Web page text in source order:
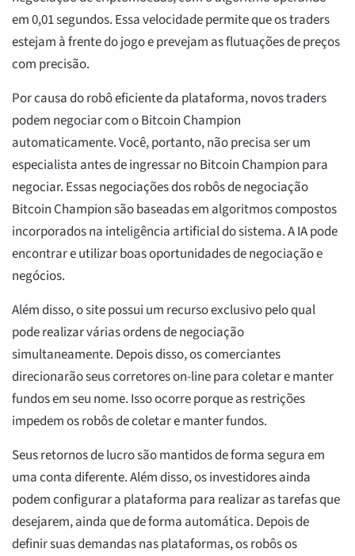
em 0,01 segundos. Essa velocidade permite que os traders
estejam à frente do jogo e prevejam as flutuações de preços
com precisão.
Por causa do robô eficiente da plataforma, novos traders
podem negociar com o Bitcoin Champion
automaticamente. Você, portanto, não precisa ser um
especialista antes de ingressar no Bitcoin Champion para
negociar. Essas negociações dos robôs de negociação
Bitcoin Champion são baseadas em algoritmos compostos
incorporados na inteligência artificial do sistema. A IA pode
encontrar e utilizar boas oportunidades de negociação e
negócios.
Além disso, o site possui um recurso exclusivo pelo qual
pode realizar várias ordens de negociação
simultaneamente. Depois disso, os comerciantes
direcionarão seus corretores on-line para coletar e manter
fundos em seu nome. Isso ocorre porque as restrições
impedem os robôs de coletar e manter fundos.
Seus retornos de lucro são mantidos de forma segura em
uma conta diferente. Além disso, os investidores ainda
podem configurar a plataforma para realizar as tarefas que
desejarem, ainda que de forma automática. Depois de
definir suas demandas nas plataformas, os robôs os